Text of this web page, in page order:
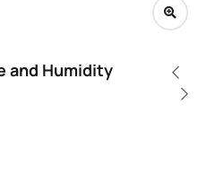
and Humidity